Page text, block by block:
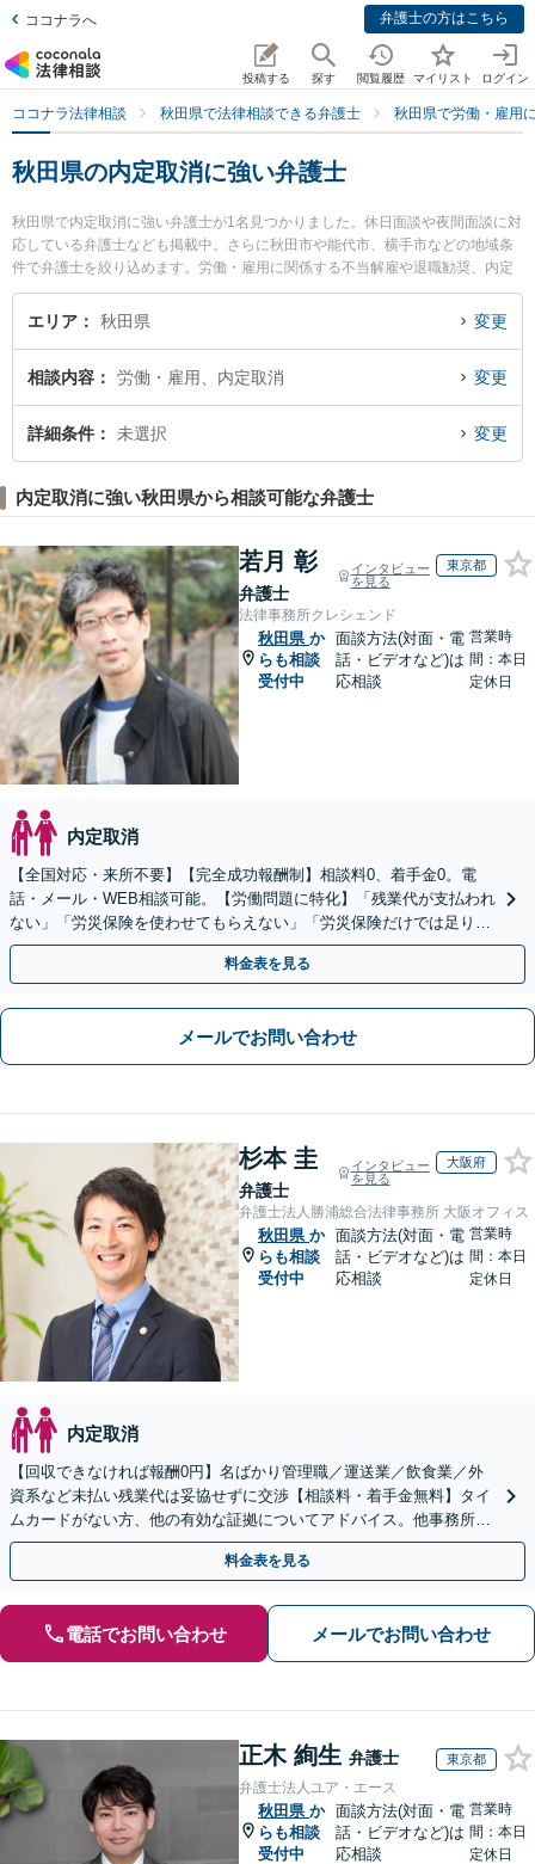
ココナラへ 弁護士の方はこちら
投稿する 探す 閲覧履歴 マイリスト ログイン
ココナラ法律相談 秋田県で法律相談できる弁護士 秋田県で労働・雇用
秋田県の内定取消に強い弁護士
秋田県で内定取消に強い弁護士が1名見つかりました。休日面談や夜間面談に対
応している弁護士なども掲載中。さらに秋田市や能代市、横手市などの地域条
件で弁護士を絞り込めます。労働・雇用に関係する不当解雇や退職勧奨、内定
取消等の細かな分野での絞り込み検索もでき便利です。特に田中法律事務所の
田中 伸顕弁護士のプロフィール情報や弁護士費用、強みなどが注目されていま
い』『初回相談無料で内定取消を法律相談できる秋田県内の弁護士に相談予約
したい』などでお困りの相談者さんにおすすめです。
エリア 秋田県 変更
相談内容 労働・雇用、内定取消 変更
詳細条件 未選択 変更
内定取消に強い秋田県から相談可能な弁護士
若月 彰
弁護士
インタビュー
を見る
東京都
法律事務所クレシェンド
秋田県 か
らも相談
受付中
面談方法(対面・電
話・ビデオなど)は
応相談
営業時
間：本日
定休日
内定取消
【全国対応・来所不要】【完全成功報酬制】相談料0、着手金0。電
話・メール・WEB相談可能。【労働問題に特化】「残業代が支払われ
ない」「労災保険を使わせてもらえない」「労災保険だけでは足りな
い。損害賠償請求したい」など労働問題はお任せを。
料金表を見る
メールでお問い合わせ
杉本 圭
弁護士
インタビュー
を見る
大阪府
弁護士法人勝浦総合法律事務所 大阪オフィス
秋田県 か
らも相談
受付中
面談方法(対面・電
話・ビデオなど)は
応相談
営業時
間：本日
定休日
内定取消
【回収できなければ報酬0円】名ばかり管理職／運送業／飲食業／外
資系など未払い残業代は妥協せずに交渉【相談料・着手金無料】タイ
ムカードがない方、他の有効な証拠についてアドバイス。他事務所で
断られた方もご相談ください。あなたの権利を守ります！
料金表を見る
電話でお問い合わせ メールでお問い合わせ
正木 絢生 弁護士 東京都
弁護士法人ユア・エース
秋田県 か
らも相談
受付中
面談方法(対面・電
話・ビデオなど)は
応相談
営業時
間：本日
定休日